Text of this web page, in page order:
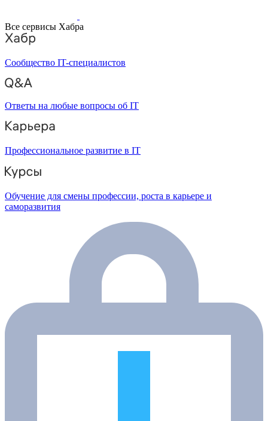
Все сервисы Хабра
Сообщество IT-специалистов
Ответы на любые вопросы об IT
Профессиональное развитие в IT
Обучение для смены профессии, роста в карьере и
саморазвития